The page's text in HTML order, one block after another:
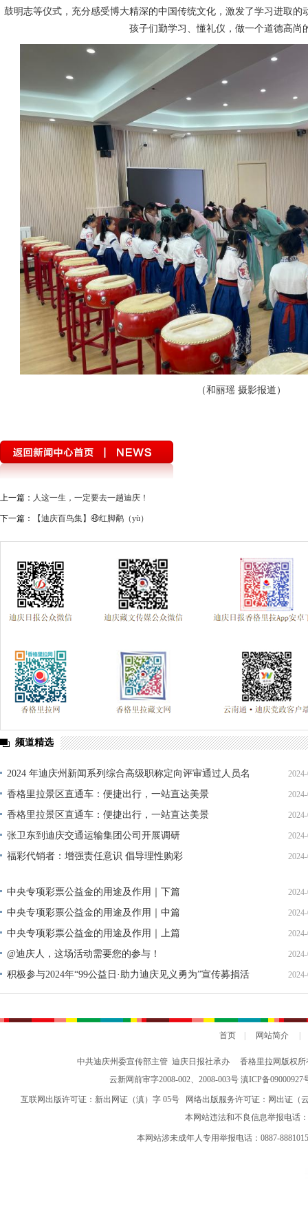
鼓明志等仪式，充分感受博大精深的中国传统文化，激发了学习进取的
孩子们勤学习、懂礼仪，做一个道德高尚
（和丽瑶 摄影报道）
上一篇： 人这一生，一定要去一趟迪庆！
下一篇： 【迪庆百鸟集】㊽红脚鹬（yù）
频道精选
2024 年迪庆州新闻系列综合高级职称定向评审通过人员名
单公示
香格里拉景区直通车：便捷出行，一站直达美景
香格里拉景区直通车：便捷出行，一站直达美景
张卫东到迪庆交通运输集团公司开展调研
福彩代销者：增强责任意识 倡导理性购彩
中央专项彩票公益金的用途及作用｜下篇
中央专项彩票公益金的用途及作用｜中篇
中央专项彩票公益金的用途及作用｜上篇
@迪庆人，这场活动需要您的参与！
积极参与2024年“99公益日·助力迪庆见义勇为”宣传募捐活
动倡议书